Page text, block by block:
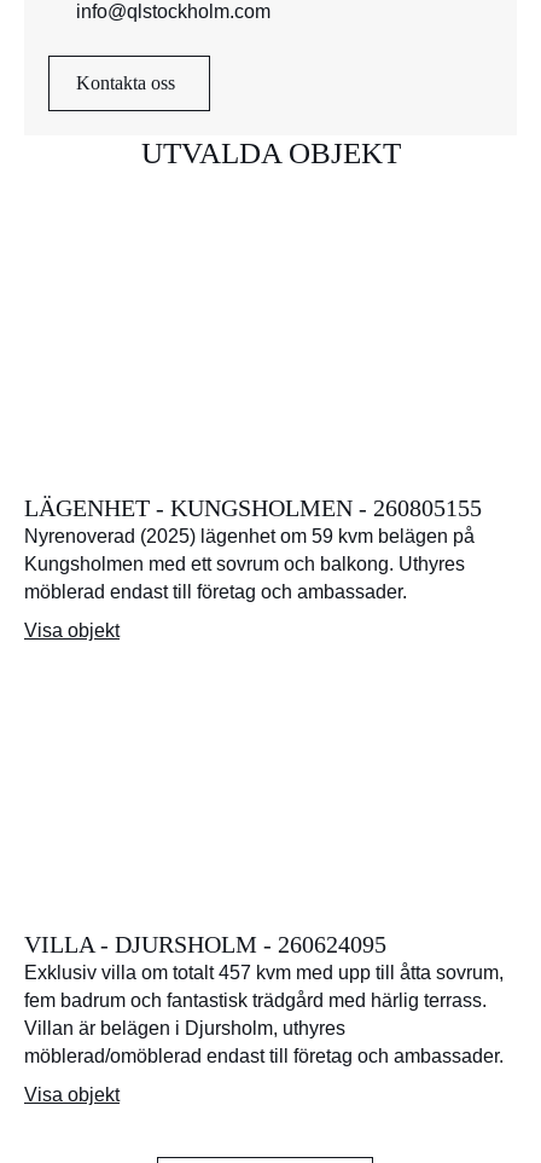
info@qlstockholm.com
Kontakta oss
UTVALDA OBJEKT
LÄGENHET - KUNGSHOLMEN - 260805155
Nyrenoverad (2025) lägenhet om 59 kvm belägen på
Kungsholmen med ett sovrum och balkong. Uthyres
möblerad endast till företag och ambassader.
Visa objekt
VILLA - DJURSHOLM - 260624095
Exklusiv villa om totalt 457 kvm med upp till åtta sovrum,
fem badrum och fantastisk trädgård med härlig terrass.
Villan är belägen i Djursholm, uthyres
möblerad/omöblerad endast till företag och ambassader.
Visa objekt